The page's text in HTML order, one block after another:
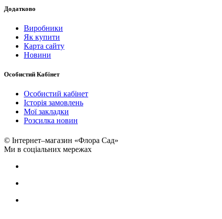
Додатково
Виробники
Як купити
Карта сайту
Новини
Особистий Кабінет
Особистий кабінет
Історія замовлень
Мої закладки
Розсилка новин
© Інтернет–магазин «Флора Сад»
Ми в соціальних мережах